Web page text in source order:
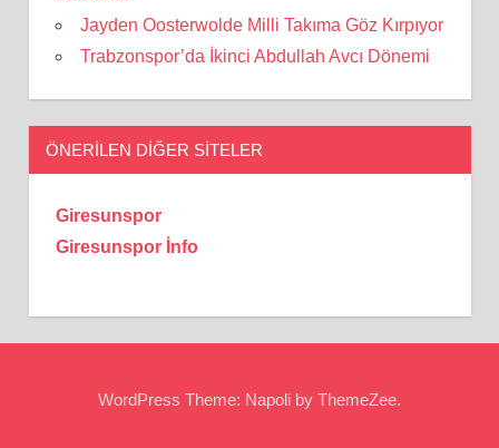
Jayden Oosterwolde Milli Takıma Göz Kırpıyor
Trabzonspor’da İkinci Abdullah Avcı Dönemi
ÖNERILEN DIĞER SITELER
Giresunspor
Giresunspor İnfo
WordPress Theme: Napoli by ThemeZee.